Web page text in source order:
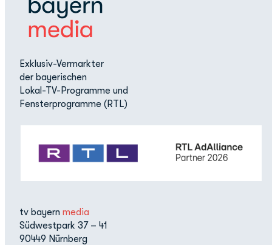
Exklusiv-Vermarkter
der bayerischen
Lokal-TV-Programme und
Fensterprogramme (RTL)
tv bayern media
Südwestpark 37 – 41
90449 Nürnberg